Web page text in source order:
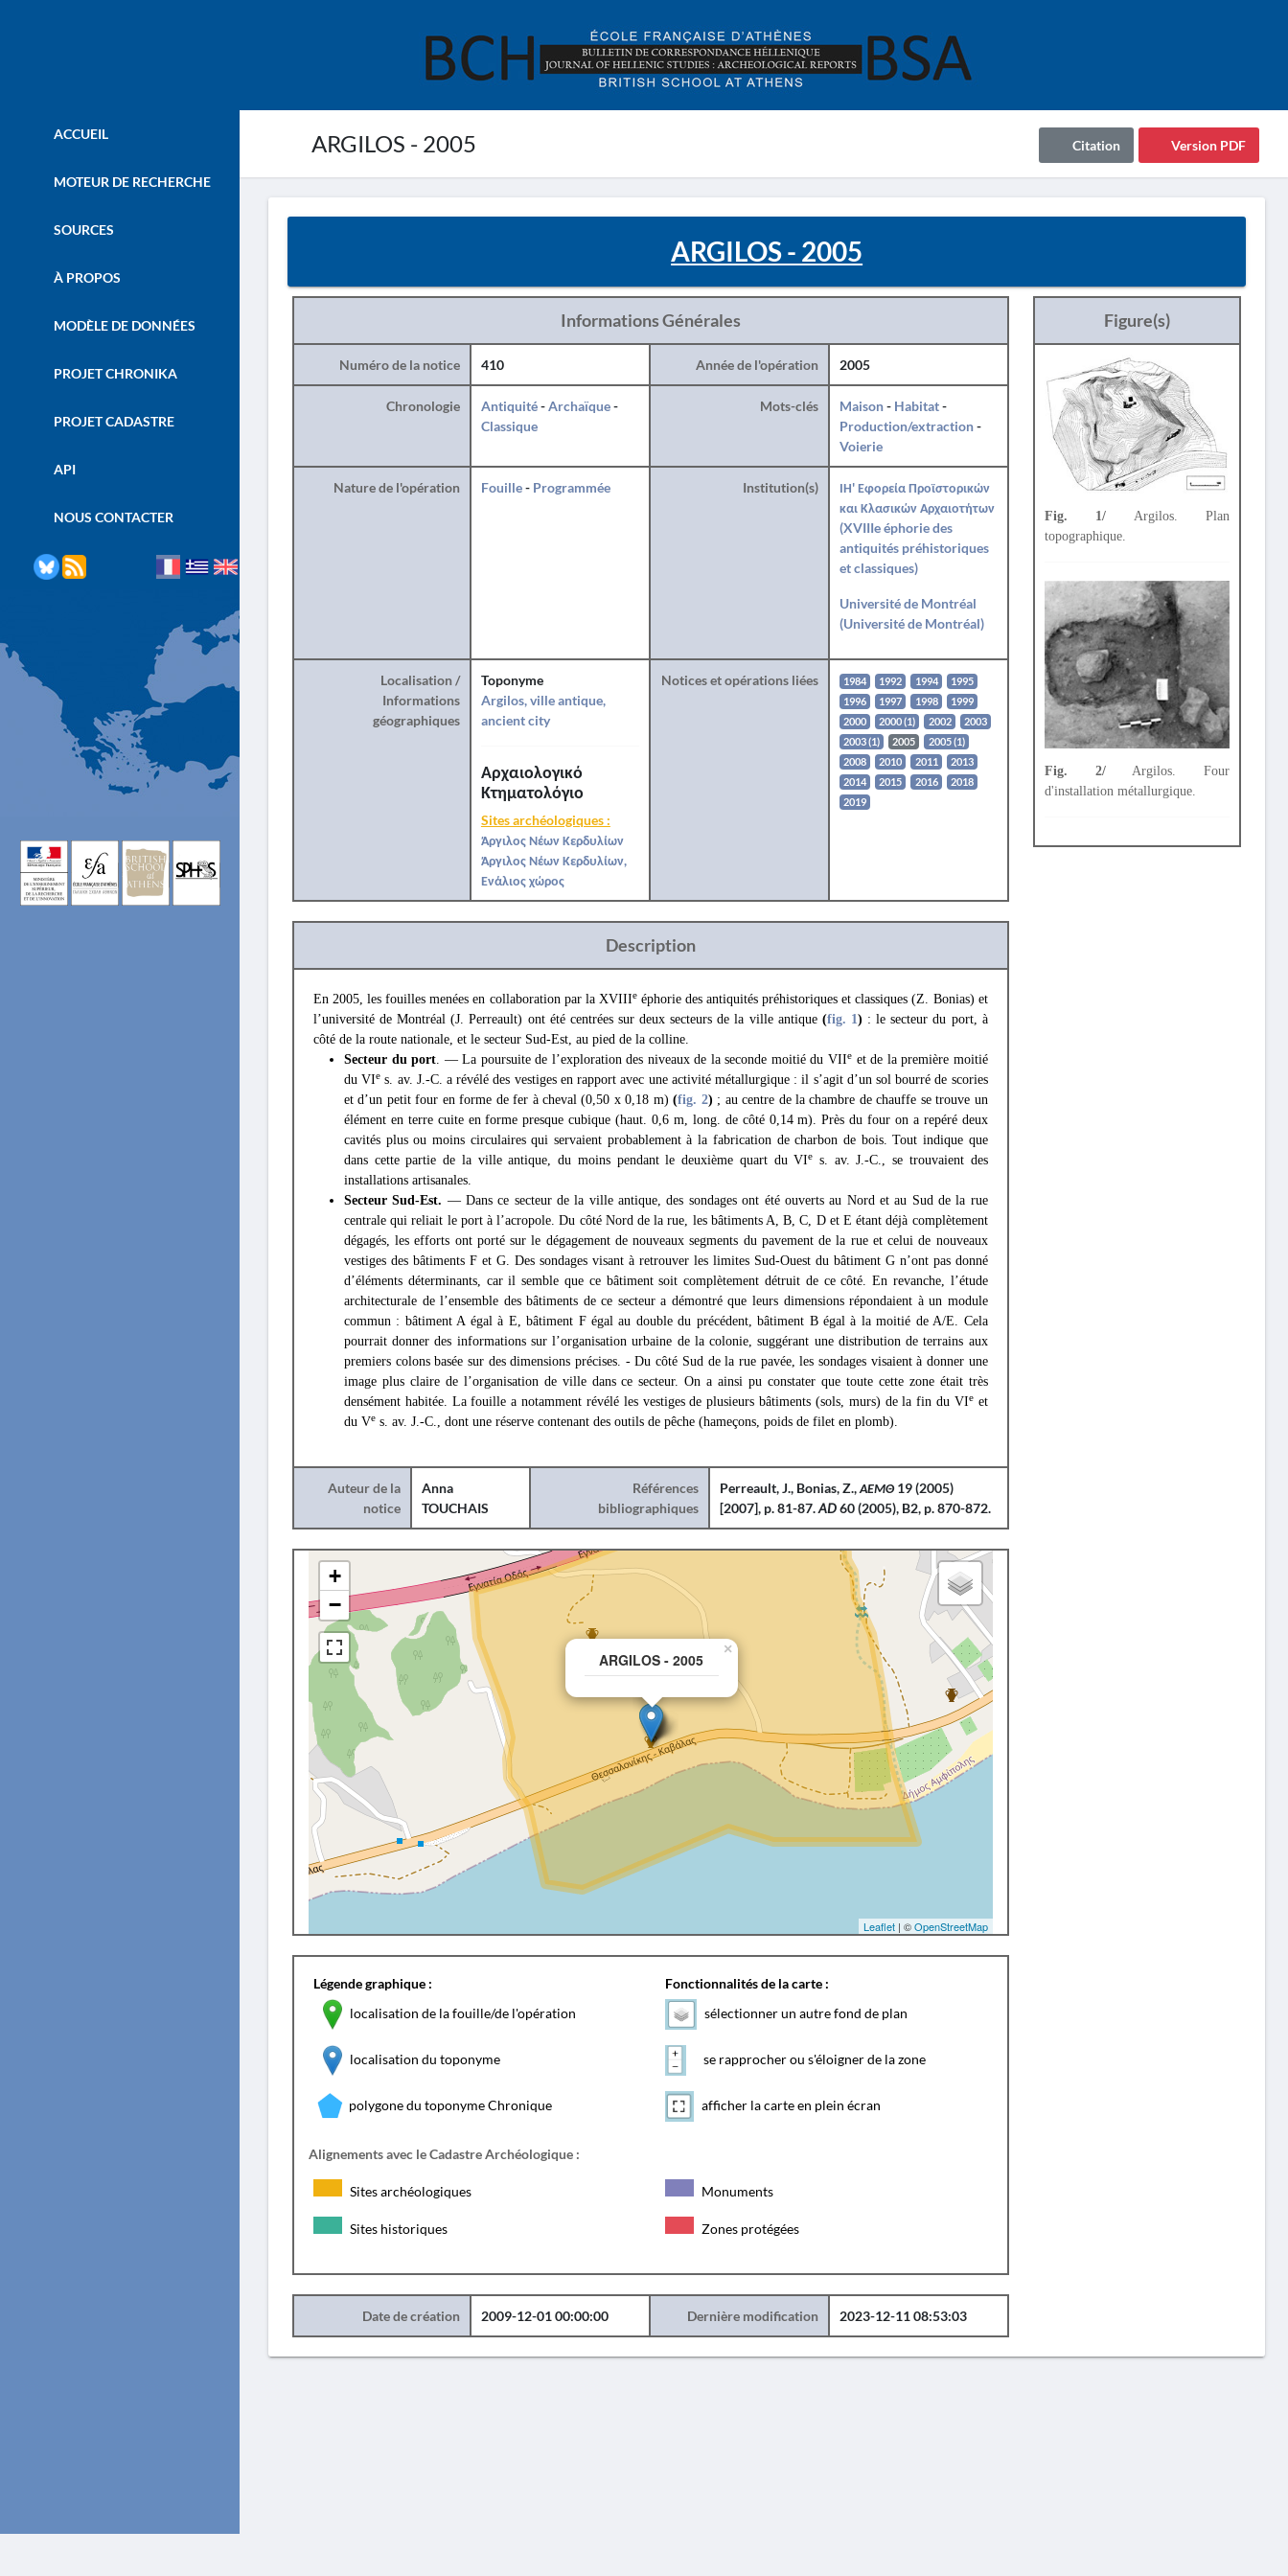
ARGILOS - 2005 Version PDF
Citation
ACCUEIL
MOTEUR DE RECHERCHE
SOURCES
À PROPOS
MODÈLE DE DONNÉES
PROJET CHRONIKA
PROJET CADASTRE
API
NOUS CONTACTER
ARGILOS - 2005
Informations Générales
Numéro de la notice 410 Année de l'opération 2005
Chronologie Antiquité-Archaïque-
Classique
Mots-clés Maison- Habitat-
Production/extraction-
Voierie
Nature de l'opération Fouille- Programmée Institution(s)
ΙΗ' Εφορεία Προϊστορικών
και Κλασικών Αρχαιοτήτων
(XVIIIe éphorie des
antiquités préhistoriques
et classiques)
Université de Montréal
(Université de Montréal)
Localisation /
Informations
géographiques
Toponyme
Argilos, ville antique,
ancient city
Αρχαιολογικό
Κτηματολόγιο
Sites archéologiques :
Άργιλος Νέων Κερδυλίων
Άργιλος Νέων Κερδυλίων,
Ενάλιος χώρος
Notices et opérations liées 1984 1992 1994
1995
1996
1997 1998
1999
2000
2000 (1) 2002
2003
2003 (1)
2005
2005 (1)
2008
2010 2011
2013
2014
2015 2016
2018
2019
Description
En 2005, les fouilles menées en collaboration par la XVIIIeéphorie des antiquités préhistoriques et classiques (Z. Bonias) et
l’université de Montréal (J. Perreault) ont été centrées sur deux secteurs de la ville antique (fig. 1) : le secteur du port, à
côté de la route nationale, et le secteur Sud-Est, au pied de la colline.
Secteur du port. — La poursuite de l’exploration des niveaux de la seconde moitié du VIIe et de la première moitié
du VIe s. av. J.-C. a révélé des vestiges en rapport avec une activité métallurgique : il s’agit d’un sol bourré de scories
et d’un petit four en forme de fer à cheval (0,50 x 0,18 m)(fig. 2) ; au centre de la chambre de chauffe se trouve un
élément en terre cuite en forme presque cubique (haut. 0,6 m, long. de côté 0,14 m). Près du four on a repéré deux
cavités plus ou moins circulaires qui servaient probablement à la fabrication de charbon de bois. Tout indique que
dans cette partie de la ville antique, du moins pendant le deuxième quart du VIe
s. av. J.-C., se trouvaient des
installations artisanales.
Secteur Sud-Est. — Dans ce secteur de la ville antique, des sondages ont été ouverts au Nord et au Sud de la rue
centrale qui reliait le port à l’acropole. Du côté Nord de la rue, les bâtiments A, B, C, D et E étant déjà complètement
dégagés, les efforts ont porté sur le dégagement de nouveaux segments du pavement de la rue et celui de nouveaux
vestiges des bâtiments F et G. Des sondages visant à retrouver les limites Sud-Ouest du bâtiment G n’ont pas donné
d’éléments déterminants, car il semble que ce bâtiment soit complètement détruit de ce côté. En revanche, l’étude
architecturale de l’ensemble des bâtiments de ce secteur a démontré que leurs dimensions répondaient à un module
commun : bâtiment A égal à E, bâtiment F égal au double du précédent, bâtiment B égal à la moitié de A/E. Cela
pourrait donner des informations sur l’organisation urbaine de la colonie, suggérant une distribution de terrains aux
premiers colons basée sur des dimensions précises. - Du côté Sud de la rue pavée, les sondages visaient à donner une
image plus claire de l’organisation de ville dans ce secteur. On a ainsi pu constater que toute cette zone était très
densément habitée. La fouille a notamment révélé les vestiges de plusieurs bâtiments (sols, murs) de la fin du VIeet
du Ve s. av. J.-C., dont une réserve contenant des outils de pêche (hameçons, poids de filet en plomb).
Auteur de la
notice
Anna
TOUCHAIS
Références
bibliographiques
Perreault, J., Bonias, Z.,ΑΕΜΘ19 (2005)
[2007], p. 81-87.AD60 (2005), B2, p. 870-872.
ARGILOS - 2005
×
+
−
Leaflet| ©OpenStreetMap
Légende graphique :
localisation de la fouille/de l'opération
localisation du toponyme
polygone du toponyme Chronique
Fonctionnalités de la carte :
sélectionner un autre fond de plan
se rapprocher ou s'éloigner de la zone
afficher la carte en plein écran
Alignements avec le Cadastre Archéologique :
Sites archéologiques Monuments
Sites historiques Zones protégées
Date de création 2009-12-01 00:00:00 Dernière modification 2023-12-11 08:53:03
Figure(s)
Fig. 1/ Argilos. Plan
topographique.
Fig. 2/Argilos. Four
d'installation métallurgique.